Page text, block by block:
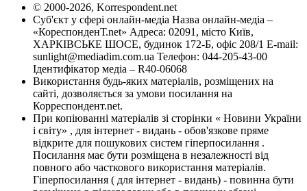
© 2000-2026, Korrespondent.net
Суб'єкт у сфері онлайн-медіа Назва онлайн-медіа –
«КореспонденТ.net» Адреса: 02091, місто Київ,
ХАРКІВСЬКЕ ШОСЕ, будинок 172-Б, офіс 208/1 E-mail:
sunlight@mediadim.com.ua Телефон: 044-205-43-00
Ідентифікатор медіа – R40-06068
Використання будь-яких матеріалів, розміщених на
сайті, дозволяється за умови посилання на
Корреспондент.net.
При копіюванні матеріалів зі сторінки « Новини України
і світу» , для інтернет - видань - обов'язкове пряме
відкрите для пошукових систем гіперпосилання .
Посилання має бути розміщена в незалежності від
повного або часткового використання матеріалів.
Гіперпосилання ( для інтернет - видань) - повинна бути